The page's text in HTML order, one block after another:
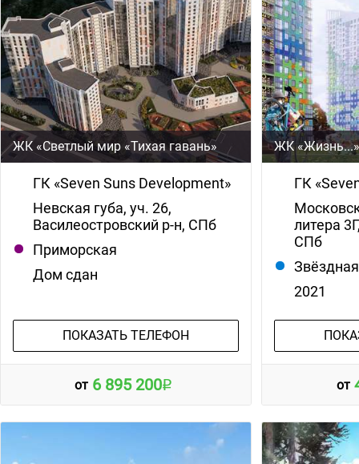
ЖК «Светлый мир «Тихая гавань»
ГК «Seven Suns Development»
Невская губа, уч. 26,
Василеостровский р-н, СПб
Приморская
Дом сдан
ПОКАЗАТЬ ТЕЛЕФОН
от 6 895 200
ЖК
ГК
литера
СПб
Звёздная
2021
от